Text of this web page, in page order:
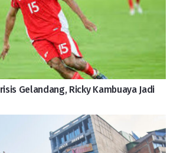
Gelandang, Ricky Kambuaya Jadi